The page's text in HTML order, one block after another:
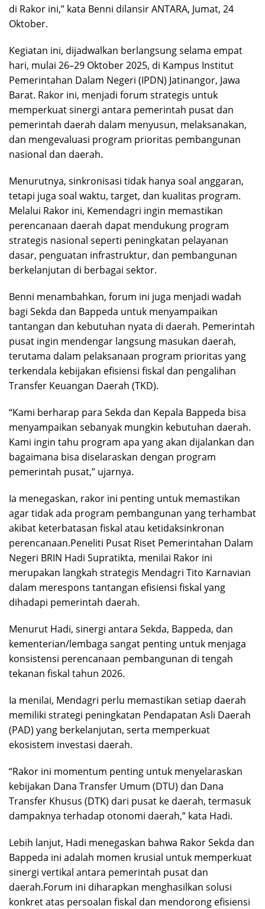
di Rakor ini,” kata Benni dilansir ANTARA, Jumat, 24
Oktober.
Kegiatan ini, dijadwalkan berlangsung selama empat
hari, mulai 26–29 Oktober 2025, di Kampus Institut
Pemerintahan Dalam Negeri (IPDN) Jatinangor, Jawa
Barat. Rakor ini, menjadi forum strategis untuk
memperkuat sinergi antara pemerintah pusat dan
pemerintah daerah dalam menyusun, melaksanakan,
dan mengevaluasi program prioritas pembangunan
nasional dan daerah.
Menurutnya, sinkronisasi tidak hanya soal anggaran,
tetapi juga soal waktu, target, dan kualitas program.
Melalui Rakor ini, Kemendagri ingin memastikan
perencanaan daerah dapat mendukung program
strategis nasional seperti peningkatan pelayanan
dasar, penguatan infrastruktur, dan pembangunan
berkelanjutan di berbagai sektor.
Benni menambahkan, forum ini juga menjadi wadah
bagi Sekda dan Bappeda untuk menyampaikan
tantangan dan kebutuhan nyata di daerah. Pemerintah
pusat ingin mendengar langsung masukan daerah,
terutama dalam pelaksanaan program prioritas yang
terkendala kebijakan efisiensi fiskal dan pengalihan
Transfer Keuangan Daerah (TKD).
“Kami berharap para Sekda dan Kepala Bappeda bisa
menyampaikan sebanyak mungkin kebutuhan daerah.
Kami ingin tahu program apa yang akan dijalankan dan
bagaimana bisa diselaraskan dengan program
pemerintah pusat,” ujarnya.
Ia menegaskan, rakor ini penting untuk memastikan
agar tidak ada program pembangunan yang terhambat
akibat keterbatasan fiskal atau ketidaksinkronan
perencanaan.Peneliti Pusat Riset Pemerintahan Dalam
Negeri BRIN Hadi Supratikta, menilai Rakor ini
merupakan langkah strategis Mendagri Tito Karnavian
dalam merespons tantangan efisiensi fiskal yang
dihadapi pemerintah daerah.
Menurut Hadi, sinergi antara Sekda, Bappeda, dan
kementerian/lembaga sangat penting untuk menjaga
konsistensi perencanaan pembangunan di tengah
tekanan fiskal tahun 2026.
Ia menilai, Mendagri perlu memastikan setiap daerah
memiliki strategi peningkatan Pendapatan Asli Daerah
(PAD) yang berkelanjutan, serta memperkuat
ekosistem investasi daerah.
“Rakor ini momentum penting untuk menyelaraskan
kebijakan Dana Transfer Umum (DTU) dan Dana
Transfer Khusus (DTK) dari pusat ke daerah, termasuk
dampaknya terhadap otonomi daerah,” kata Hadi.
Lebih lanjut, Hadi menegaskan bahwa Rakor Sekda dan
Bappeda ini adalah momen krusial untuk memperkuat
sinergi vertikal antara pemerintah pusat dan
daerah.Forum ini diharapkan menghasilkan solusi
konkret atas persoalan fiskal dan mendorong efisiensi